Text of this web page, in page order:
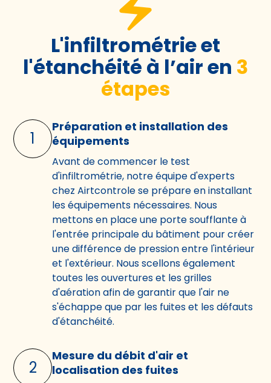
L'infiltrométrie et
l'étanchéité à l’air en 3
étapes
1
Préparation et installation des
équipements
Avant de commencer le test
d'infiltrométrie, notre équipe d'experts
chez Airtcontrole se prépare en installant
les équipements nécessaires. Nous
mettons en place une porte soufflante à
l'entrée principale du bâtiment pour créer
une différence de pression entre l'intérieur
et l'extérieur. Nous scellons également
toutes les ouvertures et les grilles
d'aération afin de garantir que l'air ne
s'échappe que par les fuites et les défauts
d'étanchéité.
2
Mesure du débit d'air et
localisation des fuites